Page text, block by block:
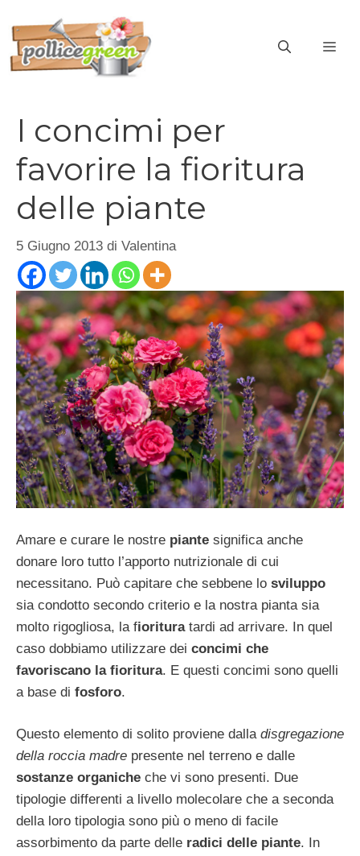
contenuto
I concimi per
favorire la fioritura
delle piante
5 Giugno 2013 di Valentina
Amare e curare le nostre piante significa anche
donare loro tutto l’apporto nutrizionale di cui
necessitano. Può capitare che sebbene lo sviluppo
sia condotto secondo criterio e la nostra pianta sia
molto rigogliosa, la fiorituratardi ad arrivare. In quel
caso dobbiamo utilizzare dei concimi che
favoriscano la fioritura. E questi concimi sono quelli
a base di fosforo.
Questo elemento di solito proviene dalla disgregazione
della roccia madre presente nel terreno e dalle
sostanze organiche che vi sono presenti. Due
tipologie differenti a livello molecolare che a seconda
della loro tipologia sono più o meno di facile
assorbimento da parte delle radici delle piante. In